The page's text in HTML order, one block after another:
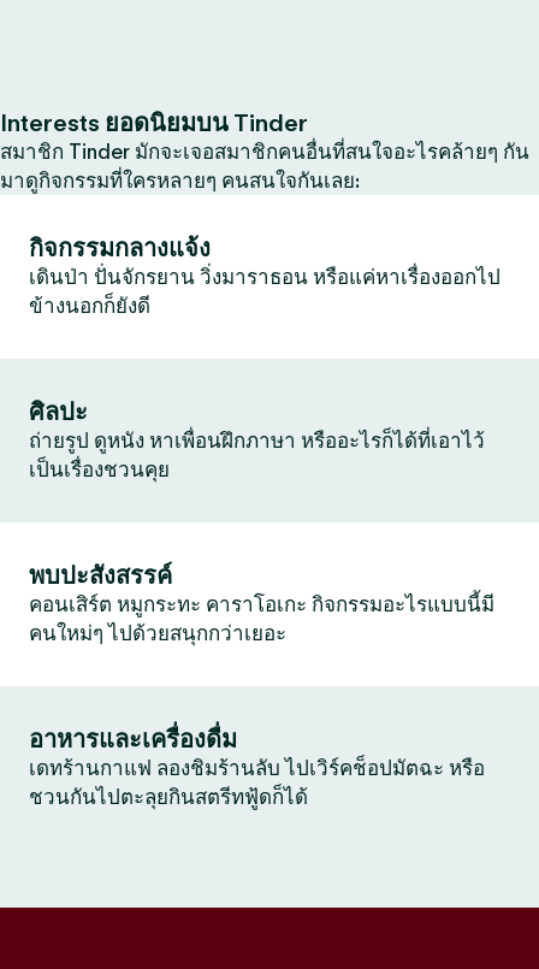
Interests ยอดนิยมบน Tinder
สมาชิก Tinder มักจะเจอสมาชิกคนอื่นที่สนใจอะไรคล้ายๆ กัน
มาดูกิจกรรมที่ใครหลายๆ คนสนใจกันเลย:
กิจกรรมกลางแจ้ง
เดินป่า ปั่นจักรยาน วิ่งมาราธอน หรือแค่หาเรื่องออกไป
ข้างนอกก็ยังดี
ศิลปะ
ถ่ายรูป ดูหนัง หาเพื่อนฝึกภาษา หรืออะไรก็ได้ที่เอาไว้
เป็นเรื่องชวนคุย
พบปะสังสรรค์
คอนเสิร์ต หมูกระทะ คาราโอเกะ กิจกรรมอะไรแบบนี้มี
คนใหม่ๆ ไปด้วยสนุกกว่าเยอะ
อาหารและเครื่องดื่ม
เดทร้านกาแฟ ลองชิมร้านลับ ไปเวิร์คช็อปมัตฉะ หรือ
ชวนกันไปตะลุยกินสตรีทฟู้ดก็ได้